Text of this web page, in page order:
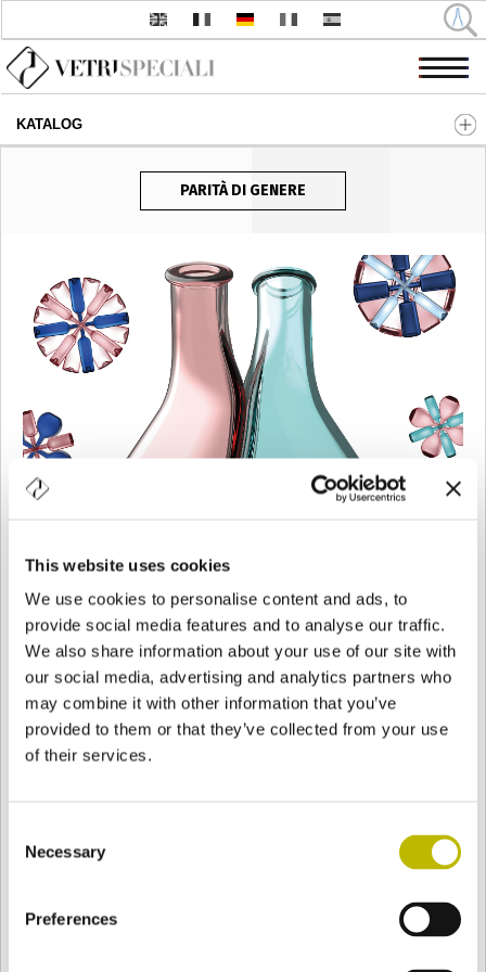
This website uses cookies
We use cookies to personalise content and ads, to
provide social media features and to analyse our traffic.
We also share information about your use of our site with
our social media, advertising and analytics partners who
may combine it with other information that you’ve
provided to them or that they’ve collected from your use
of their services.
Selection
Necessary
Preferences
PARITÀ DI GENERE
KATALOG
Vetri Speciali crede che la parità di genere sia un punto di
diversità.
Vetri Speciali ha implementato un Sistema di Gestione per la
Parità di Generesecondo laUNI/PdR 125:2022, ed ha avviato
un percorso di cambiamento culturale interno alla propria
organizzazione, al fine di raggiungere e mantenere una più
equa parità di genere, anche a livello retributivo.
SCOPRI DI PIÙ